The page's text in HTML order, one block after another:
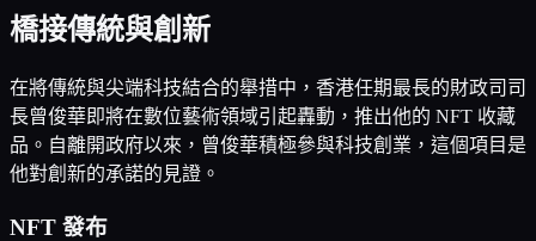
橋接傳統與創新
在將傳統與尖端科技結合的舉措中，香港任期最長的財政司司
長曾俊華即將在數位藝術領域引起轟動，推出他的 NFT 收藏
品。自離開政府以來，曾俊華積極參與科技創業，這個項目是
他對創新的承諾的見證。
NFT 發布